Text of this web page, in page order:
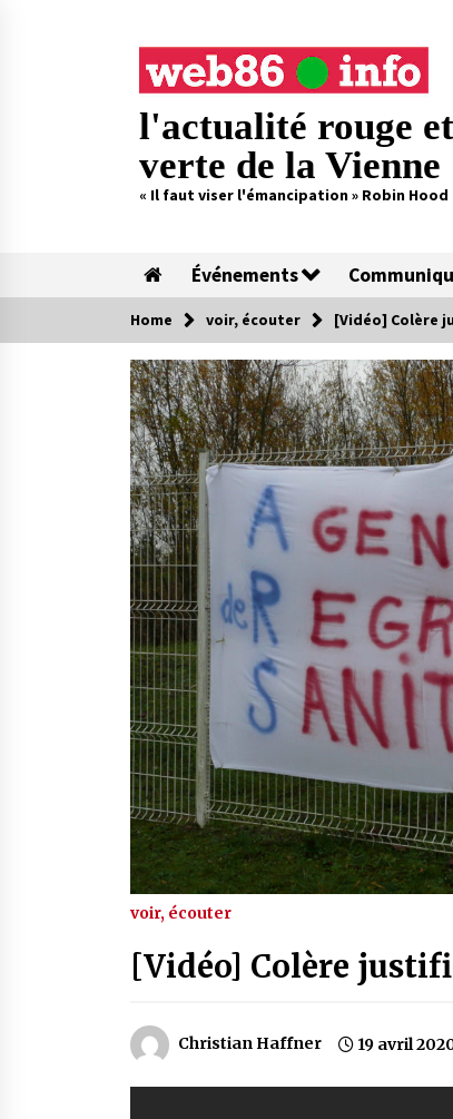
l'actualité rouge et
verte de la Vienne
« Il faut viser l'émancipation » Robin Hood
Événements
Home voir, écouter [Vidéo] Colère
voir, écouter
[Vidéo] Colère
Christian Haffner 19 avril